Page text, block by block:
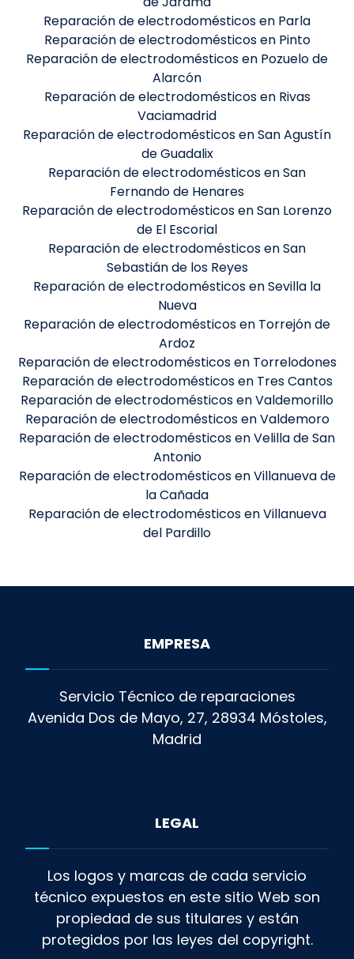
Reparación de electrodomésticos en Parla
Reparación de electrodomésticos en Pinto
Reparación de electrodomésticos en Pozuelo de
Alarcón
Reparación de electrodomésticos en Rivas
Vaciamadrid
Reparación de electrodomésticos en San Agustín
de Guadalix
Reparación de electrodomésticos en San
Fernando de Henares
Reparación de electrodomésticos en San Lorenzo
de El Escorial
Reparación de electrodomésticos en San
Sebastián de los Reyes
Reparación de electrodomésticos en Sevilla la
Nueva
Reparación de electrodomésticos en Torrejón de
Ardoz
Reparación de electrodomésticos en Torrelodones
Reparación de electrodomésticos en Tres Cantos
Reparación de electrodomésticos en Valdemorillo
Reparación de electrodomésticos en Valdemoro
Reparación de electrodomésticos en Velilla de San
Antonio
Reparación de electrodomésticos en Villanueva de
la Cañada
Reparación de electrodomésticos en Villanueva
del Pardillo
EMPRESA
Servicio Técnico de reparaciones
Avenida Dos de Mayo, 27, 28934 Móstoles,
Madrid
LEGAL
Los logos y marcas de cada servicio
técnico expuestos en este sitio Web son
propiedad de sus titulares y están
protegidos por las leyes del copyright.